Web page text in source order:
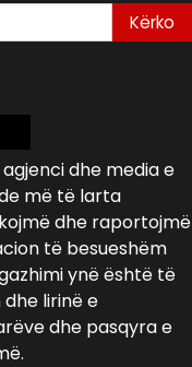
dhe media e
më të larta
dhe raportojmë
të besueshëm
ynë është të
lirinë e
dhe pasqyra e